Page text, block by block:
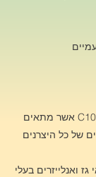
הווסת הינו בעל מחבר מסוג C10 אשר מתאים
של כל היצרנים
ואנלייזרים בעלי